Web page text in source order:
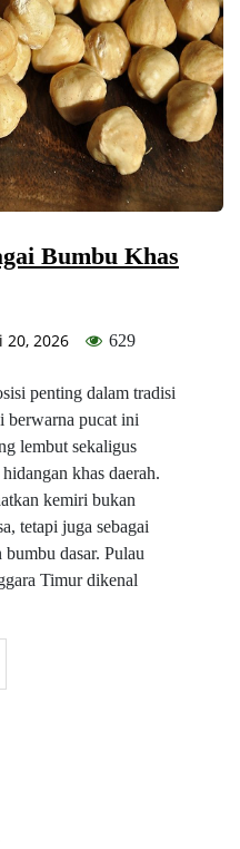
Bumbu Khas
20, 2026 629
penting dalam tradisi
pucat ini
lembut sekaligus
khas daerah.
kemiri bukan
tetapi juga sebagai
dasar. Pulau
Timur dikenal